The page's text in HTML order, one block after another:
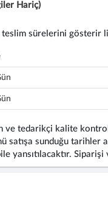
Hariç)
sürelerini gösterir
ve tedarikçi kalite
satışa sunduğu tarihler
yansıtılacaktır.